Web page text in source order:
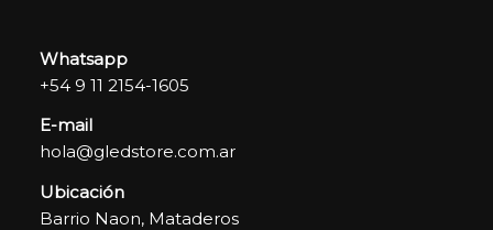
Whatsapp
+54 9 11 2154-1605
E-mail
hola@gledstore.com.ar
Ubicación
Barrio Naon, Mataderos